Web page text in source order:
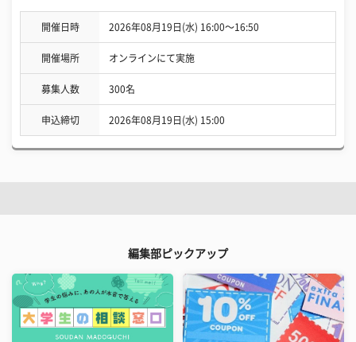
開催日時 2026年08月19日(水) 16:00〜16:50
開催場所 オンラインにて実施
募集人数 300名
申込締切 2026年08月19日(水) 15:00
編集部ピックアップ